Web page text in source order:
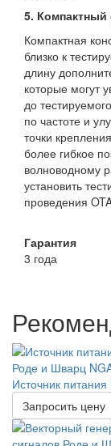
5.
Компактная
близко к
длину
которые могут
до
по частоте и
точки
более гибкое
волноводному
установить
проведения
Гарантия
3 года
Источник
Запросить цену